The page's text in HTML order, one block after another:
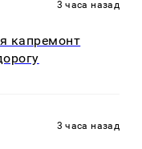
3 часа назад
капремонт
3 часа назад